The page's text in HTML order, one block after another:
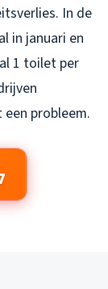
In de
in januari en
1 toilet per
probleem.